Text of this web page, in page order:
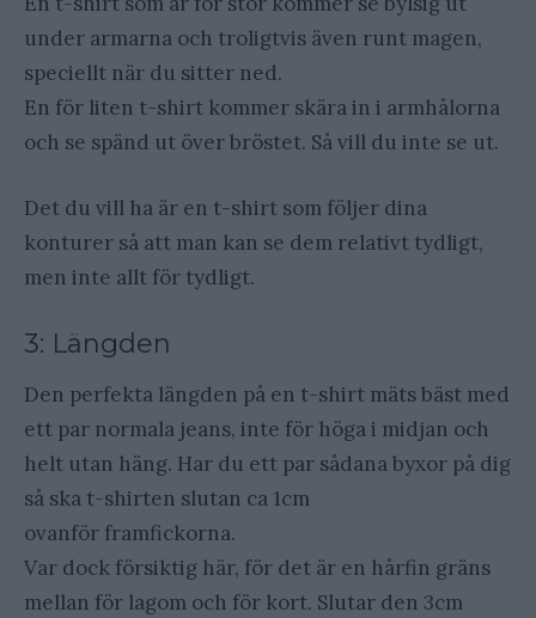
under armarna och troligtvis även runt magen,
speciellt när du sitter ned.
En för liten t-shirt kommer skära in i armhålorna
och se spänd ut över bröstet. Så vill du inte se ut.
Det du vill ha är en t-shirt som följer dina
konturer så att man kan se dem relativt tydligt,
men inte allt för tydligt.
3: Längden
Den perfekta längden på en t-shirt mäts bäst med
ett par normala jeans, inte för höga i midjan och
helt utan häng. Har du ett par sådana byxor på dig
så ska t-shirten slutan ca 1cm
ovanför framfickorna.
Var dock försiktig här, för det är en hårfin gräns
mellan för lagom och för kort. Slutar den 3cm